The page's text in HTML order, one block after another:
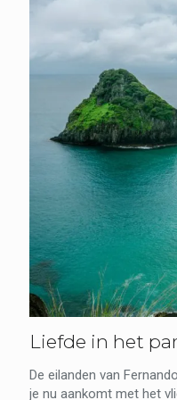
Liefde in het
De eilanden van
je nu aankomt met het